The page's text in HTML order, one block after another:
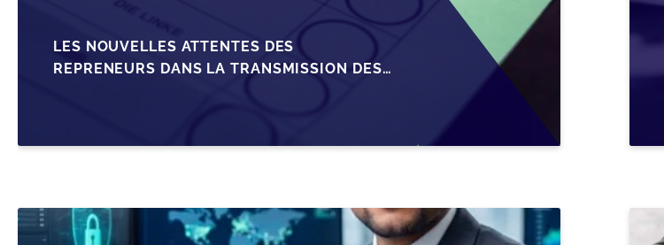
LES NOUVELLES ATTENTES DES
REPRENEURS DANS LA TRANSMISSION DES